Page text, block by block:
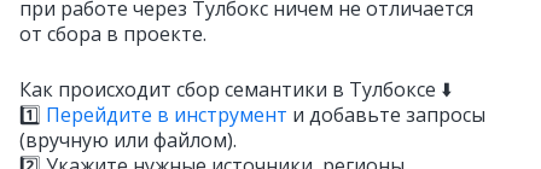
при работе через Тулбокс ничем не отличается
от сбора в проекте.
Как происходит сбор семантики в Тулбоксе ⬇️
1️⃣ Перейдите в инструмент и добавьте запросы
(вручную или файлом).